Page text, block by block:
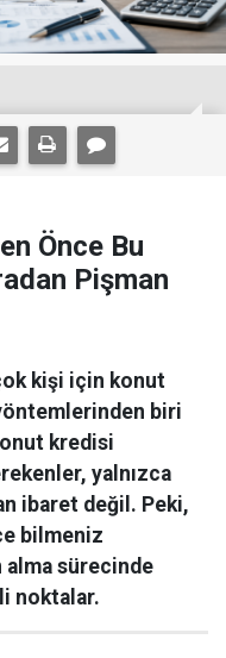
Önce Bu
Pişman
kişi için konut
biri
kredisi
yalnızca
ibaret değil. Peki,
bilmeniz
alma sürecinde
noktalar.